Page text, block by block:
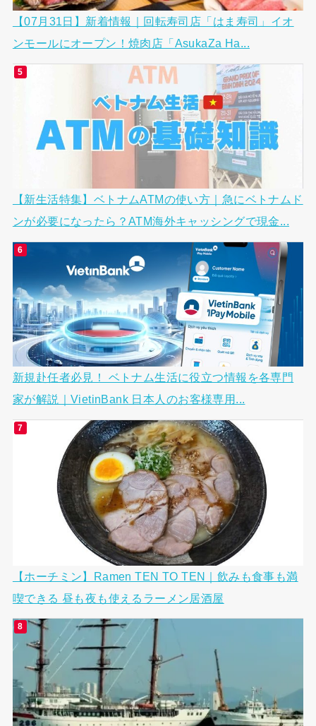
【07月31日】新着情報｜回転寿司店「はま寿司」イオ
ンモールにオープン！焼肉店「AsukaZa Ha...
【新生活特集】ベトナムATMの使い方｜急にベトナムド
ンが必要になったら？ATM海外キャッシングで現金...
新規赴任者必見！ ベトナム生活に役立つ情報を各専門
家が解説｜VietinBank 日本人のお客様専用...
【ホーチミン】Ramen TEN TO TEN｜飲みも食事も満
喫できる 昼も夜も使えるラーメン居酒屋